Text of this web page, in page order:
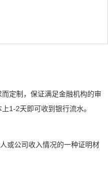
定制，保证满足金融机构的审
1-2天即可收到银行流水。
或公司收入情况的一种证明材